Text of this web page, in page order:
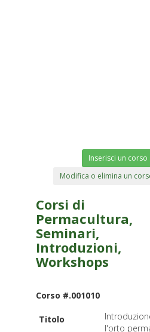
Inserisci un corso
Modifica o elimina un
Corsi di
Permacultura,
Seminari,
Introduzioni,
Workshops
Corso #.001010
Titolo
l'orto